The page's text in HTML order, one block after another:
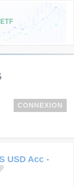
CONNEXION
USD Acc-